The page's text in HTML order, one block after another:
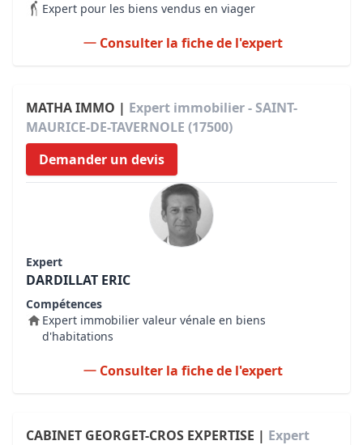
Expert pour les biens vendus en viager
Consulter la fiche de l'expert
MATHA IMMO | Expert immobilier - SAINT-
MAURICE-DE-TAVERNOLE (17500)
Demander un devis
Expert
DARDILLAT ERIC
Compétences
Expert immobilier valeur vénale en biens
d'habitations
Consulter la fiche de l'expert
CABINET GEORGET-CROS EXPERTISE | Expert